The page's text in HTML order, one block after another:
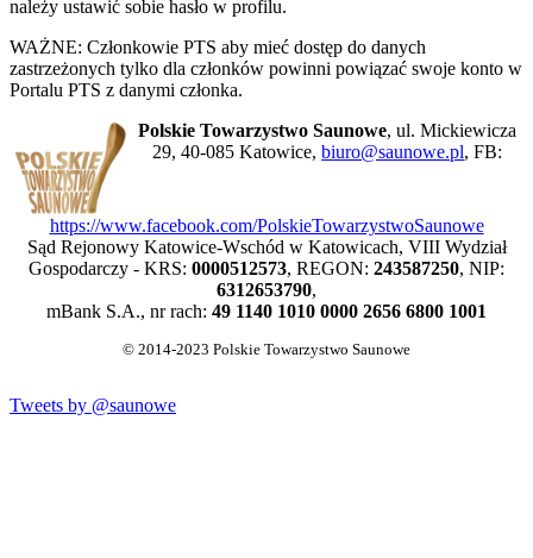
należy ustawić sobie hasło w profilu.
WAŻNE: Członkowie PTS aby mieć dostęp do danych
zastrzeżonych tylko dla członków powinni powiązać swoje konto w
Portalu PTS z danymi członka.
Polskie Towarzystwo Saunowe, ul. Mickiewicza
29, 40-085 Katowice,biuro@saunowe.pl, FB:
https://www.facebook.com/PolskieTowarzystwoSaunowe
Sąd Rejonowy Katowice-Wschód w Katowicach, VIII Wydział
Gospodarczy - KRS: 0000512573, REGON: 243587250, NIP:
6312653790,
mBank S.A., nr rach: 49 1140 1010 0000 2656 6800 1001
© 2014-2023 Polskie Towarzystwo Saunowe
Tweets by @saunowe